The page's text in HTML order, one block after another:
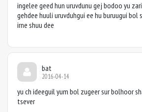
ingelee geed hun uruvdunu gej bodoo yu
gehdee huuli uruvduhgui ee hu buruugui bol
irne shuu dee
bat
2016-04-14
yu ch ideeguil yum bol zugeer sur bolhoor
tsever